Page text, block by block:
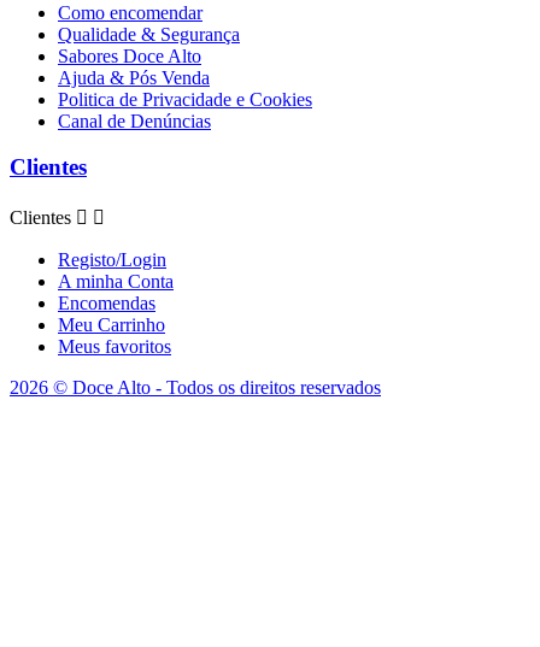
Como encomendar
Qualidade & Segurança
Sabores Doce Alto
Ajuda & Pós Venda
Politica de Privacidade e Cookies
Canal de Denúncias
Clientes
Clientes  
Registo/Login
A minha Conta
Encomendas
Meu Carrinho
Meus favoritos
2026 © Doce Alto - Todos os direitos reservados